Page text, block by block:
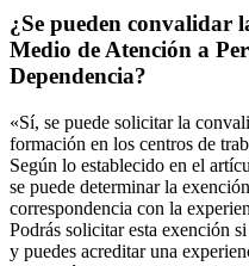
¿Se pueden convalidar
Medio de Atención a
Dependencia?
«Sí, se puede solicitar la
formación en los centros de
Según lo establecido en el
se puede determinar la
correspondencia con la
Podrás solicitar esta exención
y puedes acreditar una